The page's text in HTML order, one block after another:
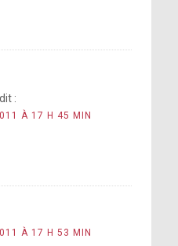
dit :
À 17 H 45 MIN
À 17 H 53 MIN